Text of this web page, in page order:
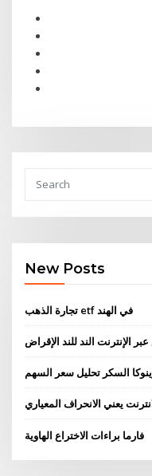
New Posts
تجارة الذهب etf في الهند
الإنترنت الند للند الإقراض
السكر تحليل سعر السهم
يعني الانحراف المعياري
فارما براءات الاختراع الهاوية